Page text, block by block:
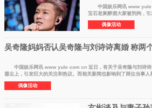
中国娱乐网讯 www yule
宝石老舅醉酒大家被刑拘，
舅发文回应被曝酒后斗殴遭拘
辆停在路边的车，事后也接受
偶像活动
吴奇隆妈妈否认吴奇隆与刘诗诗离婚 称两
中国娱乐网讯 www yule com cn 近日，有关于吴奇隆与刘诗诗
嚣尘上，引发巨大的关注和热议。而相关新闻也影响到了两位当事
朋友出面否认
偶像活动